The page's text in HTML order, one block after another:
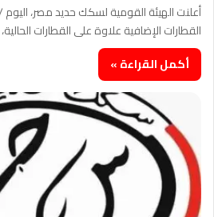
أعلنت الهيئة القومية لسكك حديد مصر،
القطارات الإضافية علاوة على القطارات الحالية،
أكمل القراءة »